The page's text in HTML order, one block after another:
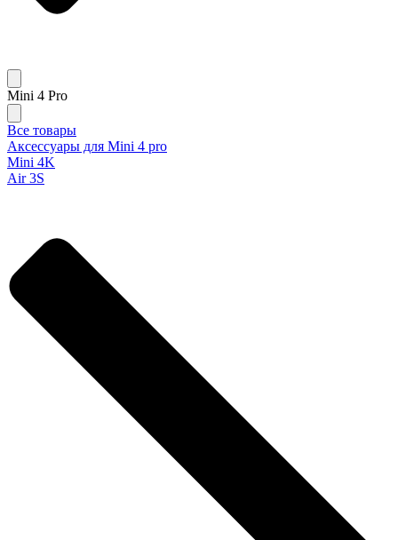
Mini 4 Pro
Все товары
Аксессуары для Mini 4 pro
Mini 4K
Air 3S